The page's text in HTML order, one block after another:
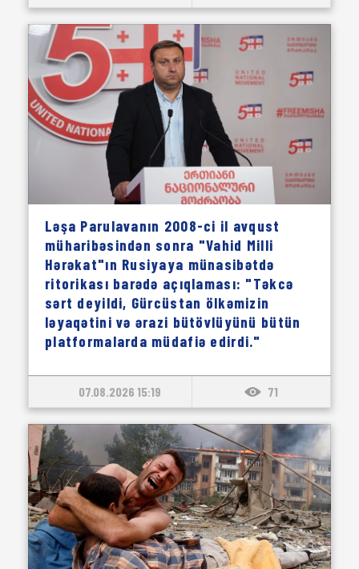
Ləşa Parulavanın 2008-ci il avqust
müharibəsindən sonra "Vahid Milli
Hərəkat"ın Rusiyaya münasibətdə
ritorikası barədə açıqlaması: "Təkcə
sərt deyildi, Gürcüstan ölkəmizin
ləyaqətini və ərazi bütövlüyünü bütün
platformalarda müdafiə edirdi."
07.08.2026 15:19 71